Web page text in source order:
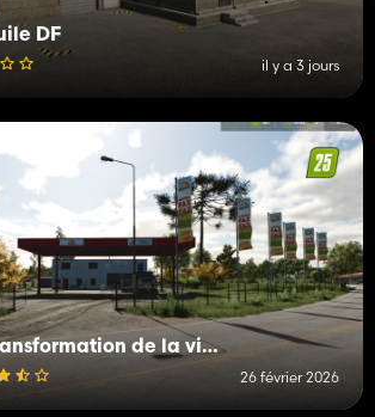
DF
il y a 3 jours
Abattoir et transformation de la viande
26 février 2026